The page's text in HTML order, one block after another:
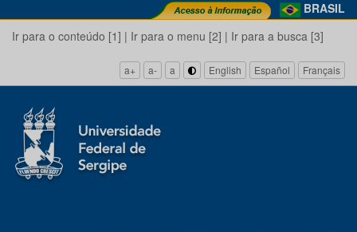
BRASIL
Ir para o conteúdo [1] | Ir para o menu [2] | Ir para a busca [3]
a+ a- a English Español Français